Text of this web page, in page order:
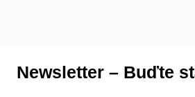
Newsletter – Buďte